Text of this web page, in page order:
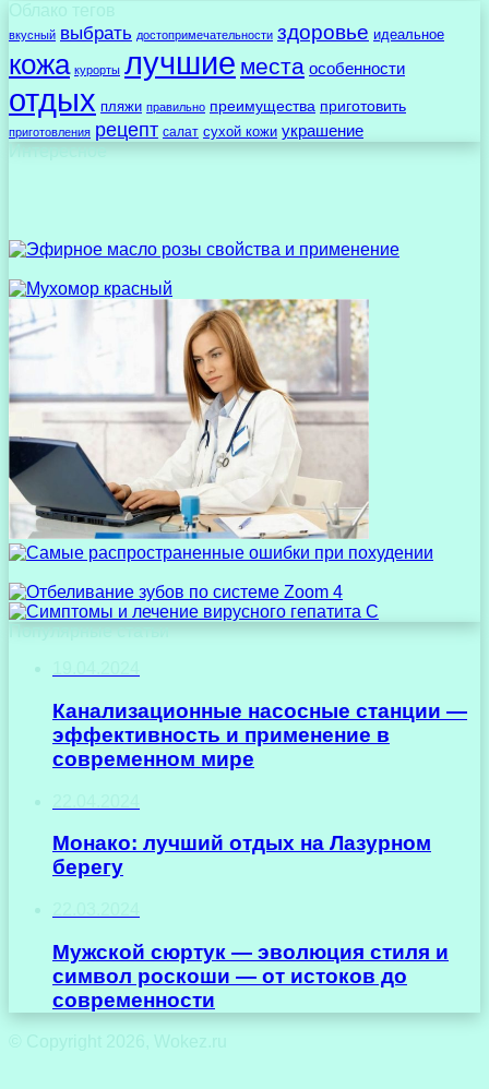
Облако тегов
вкусный выбрать достопримечательности здоровье идеальное
кожа курорты лучшие места особенности
отдых пляжи правильно преимущества приготовить
приготовления рецепт салат сухой кожи украшение
Канализационные насосные станции —
эффективность и применение в
современном мире
Монако: лучший отдых на Лазурном
берегу
Мужской сюртук — эволюция стиля и
символ роскоши — от истоков до
современности
© Copyright 2026, Wokez.ru